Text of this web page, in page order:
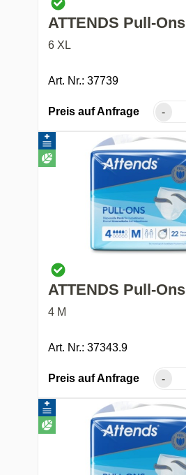
ATTENDS Pull-Ons
6 XL
Art. Nr.: 37739
Preis auf Anfrage -
ATTENDS Pull-Ons
4 M
Art. Nr.: 37343.9
Preis auf Anfrage -